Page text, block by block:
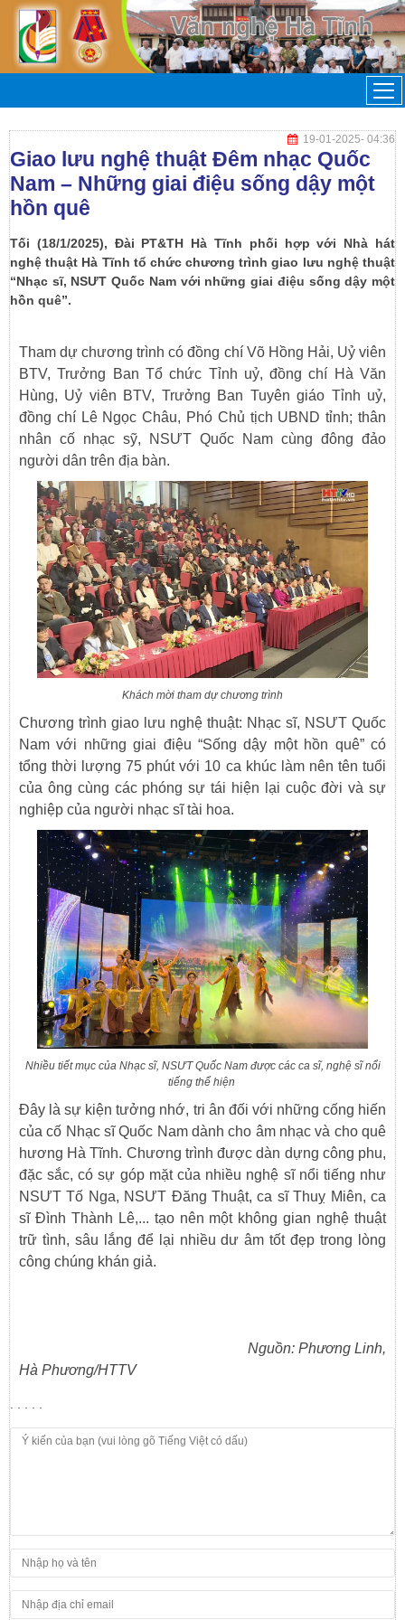
19-01-2025- 04:36
Giao lưu nghệ thuật Đêm nhạc Quốc
Nam – Những giai điệu sống dậy một
hồn quê
Tối (18/1/2025), Đài PT&TH Hà Tĩnh phối hợp với Nhà hát
nghệ thuật Hà Tĩnh tổ chức chương trình giao lưu nghệ thuật
“Nhạc sĩ, NSƯT Quốc Nam với những giai điệu sống dậy một
hồn quê”.
Tham dự chương trình có đồng chí Võ Hồng Hải, Uỷ viên
BTV, Trưởng Ban Tổ chức Tỉnh uỷ, đồng chí Hà Văn
Hùng, Uỷ viên BTV, Trưởng Ban Tuyên giáo Tỉnh uỷ,
đồng chí Lê Ngọc Châu, Phó Chủ tịch UBND tỉnh; thân
nhân cố nhạc sỹ, NSƯT Quốc Nam cùng đông đảo
người dân trên địa bàn.
Khách mời tham dự chương trình
Chương trình giao lưu nghệ thuật: Nhạc sĩ, NSƯT Quốc
Nam với những giai điệu “Sống dậy một hồn quê” có
tổng thời lượng 75 phút với 10 ca khúc làm nên tên tuổi
của ông cùng các phóng sự tái hiện lại cuộc đời và sự
nghiệp của người nhạc sĩ tài hoa.
Nhiều tiết mục của Nhạc sĩ, NSƯT Quốc Nam được các ca sĩ, nghệ sĩ nổi
tiếng thể hiện
Đây là sự kiện tưởng nhớ, tri ân đối với những cống hiến
của cố Nhạc sĩ Quốc Nam dành cho âm nhạc và cho quê
hương Hà Tĩnh. Chương trình được dàn dựng công phu,
đặc sắc, có sự góp mặt của nhiều nghệ sĩ nổi tiếng như
NSƯT Tố Nga, NSƯT Đăng Thuật, ca sĩ Thuỵ Miên, ca
sĩ Đình Thành Lê,... tạo nên một không gian nghệ thuật
trữ tình, sâu lắng để lại nhiều dư âm tốt đẹp trong lòng
công chúng khán giả.
Nguồn: Phương Linh,
Hà Phương/HTTV